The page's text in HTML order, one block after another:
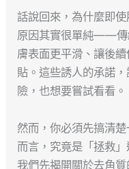
話說回來，為什麼即
原因其實很單純——傳
膚表面更平滑、讓後
貼。這些誘人的承諾
險，也想要嘗試看看。
然而，你必須先搞清
而言，究竟是「拯救
我們先揭開關於去角質